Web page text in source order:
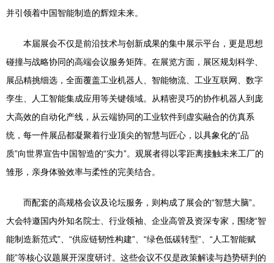
并引领着中国智能制造的辉煌未来。
本届展会不仅是前沿技术与创新成果的集中展示平台，更是思想
碰撞与战略协同的高端会议服务矩阵。在展览方面，展区规划科学、
展品精挑细选，全面覆盖工业机器人、智能物流、工业互联网、数字
孪生、人工智能集成应用等关键领域。从精密灵巧的协作机器人到庞
大高效的自动化产线，从云端协同的工业软件到虚实融合的仿真系
统，每一件展品都凝聚着行业顶尖的智慧与匠心，以具象化的“品
质”向世界宣告中国智造的“实力”。观展者得以零距离接触未来工厂的
雏形，亲身体验效率与柔性的完美结合。
而配套的高规格会议及论坛服务，则构成了展会的“智慧大脑”。
大会特邀国内外知名院士、行业领袖、企业高管及资深专家，围绕“智
能制造新范式”、“供应链韧性构建”、“绿色低碳转型”、“人工智能赋
能”等核心议题展开深度研讨。这些会议不仅是政策解读与趋势研判的